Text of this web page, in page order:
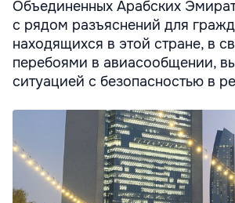
Объединенных Арабских
с рядом разъяснений для
находящихся в этой стране, в
перебоями в авиасообщении,
ситуацией с безопасностью в